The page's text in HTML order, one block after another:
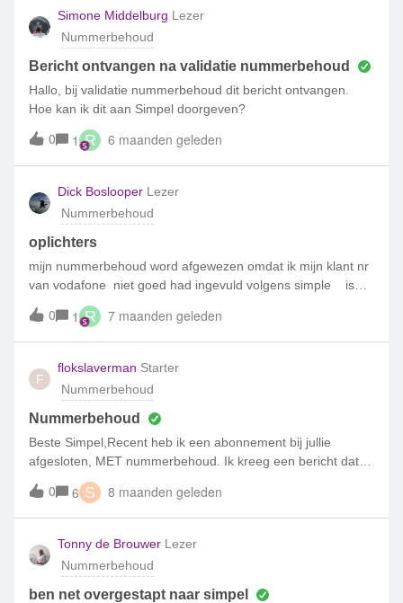
staat in gebruik nemen. Is dit mogelijk?
Simone Middelburg Lezer
Nummerbehoud
Bericht ontvangen na validatie nummerbehoud
Hallo, bij validatie nummerbehoud dit bericht ontvangen.
Hoe kan ik dit aan Simpel doorgeven?
0 1 R 6 maanden geleden
Dick Boslooper Lezer
Nummerbehoud
oplichters
mijn nummerbehoud word afgewezen omdat ik mijn klant nr
van vodafone niet goed had ingevuld volgens simple is
gewoon WEL goed contact word onmogelijk gemaakt
lijnbaan 61 in r.dam is geen kantoor meer telefoon nr. is niet
goed meer krijg van simpel betaal nr 0.30 per minuut en
gaat na 5 min van twee wachtenden naar 8 wachtenden
pure oplichting kan uiteraard alleen per post opzeggen dat
zal uiteraard ook wel weer met een smoesje worden
afgewimpeld komt hoop ik wel bij kassa
0 1 R 7 maanden geleden
F
flokslaverman Starter
Nummerbehoud
Nummerbehoud
Beste Simpel,Recent heb ik een abonnement bij jullie
afgesloten, MET nummerbehoud. Ik kreeg een bericht dat
mijn nummer zou worden overgesloten en dat ik spoedig
een mail zou ontvangen met meer info. Dit vond plaats in
september. Inmiddels heb ik een SIM kaart van jullie
ontvangen en is mijn abonnement gaan lopen. Alleen is mijn
nummer niet overgesloten (en heb ik daar nooit meer iets
over gehoord). Contact via jullie klantenservice is niet
mogelijk, uren in de wacht leidt tot niets. Een email sturen
0 6 S 8 maanden geleden
Tonny de Brouwer Lezer
Nummerbehoud
ben net overgestapt naar simpel